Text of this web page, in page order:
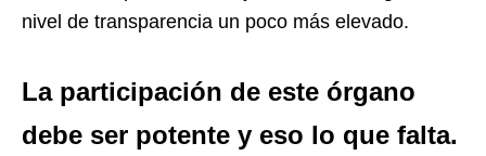
nivel de transparencia un poco más elevado.
La participación de este órgano
debe ser potente y eso lo que falta.